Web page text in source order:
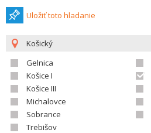
Uložiť toto hladanie
Košický
Gelnica
Košice I
Košice III
Michalovce
Sobrance
Trebišov